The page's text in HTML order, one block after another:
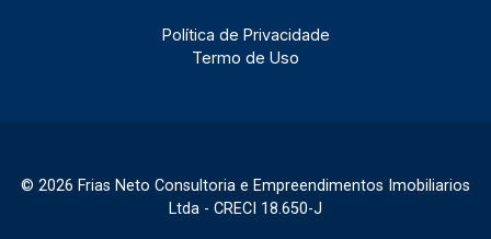
Política de Privacidade
Termo de Uso
© 2026 Frias Neto Consultoria e Empreendimentos Imobiliarios
Ltda - CRECI 18.650-J